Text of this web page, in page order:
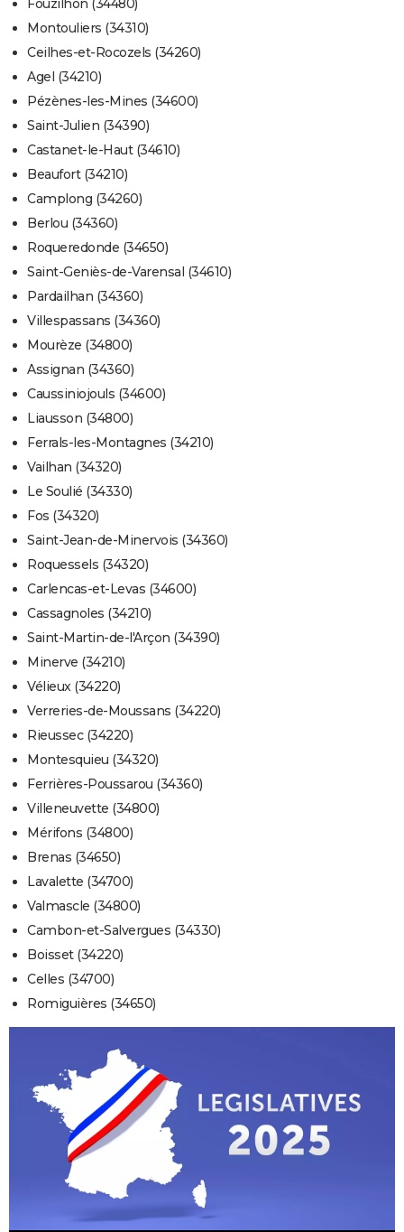
Fouzilhon (34480)
Montouliers (34310)
Ceilhes-et-Rocozels (34260)
Agel (34210)
Pézènes-les-Mines (34600)
Saint-Julien (34390)
Castanet-le-Haut (34610)
Beaufort (34210)
Camplong (34260)
Berlou (34360)
Roqueredonde (34650)
Saint-Geniès-de-Varensal (34610)
Pardailhan (34360)
Villespassans (34360)
Mourèze (34800)
Assignan (34360)
Caussiniojouls (34600)
Liausson (34800)
Ferrals-les-Montagnes (34210)
Vailhan (34320)
Le Soulié (34330)
Fos (34320)
Saint-Jean-de-Minervois (34360)
Roquessels (34320)
Carlencas-et-Levas (34600)
Cassagnoles (34210)
Saint-Martin-de-l'Arçon (34390)
Minerve (34210)
Vélieux (34220)
Verreries-de-Moussans (34220)
Rieussec (34220)
Montesquieu (34320)
Ferrières-Poussarou (34360)
Villeneuvette (34800)
Mérifons (34800)
Brenas (34650)
Lavalette (34700)
Valmascle (34800)
Cambon-et-Salvergues (34330)
Boisset (34220)
Celles (34700)
Romiguières (34650)